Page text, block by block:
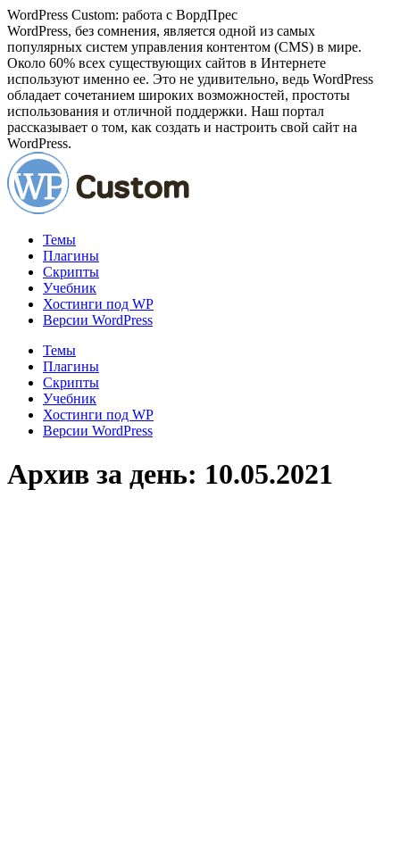
Перейти
к
содержанию
WordPress Custom: работа с ВордПрес
WordPress, без сомнения, является одной из самых
популярных систем управления контентом (CMS) в мире.
Около 60% всех существующих сайтов в Интернете
используют именно ее. Это не удивительно, ведь WordPress
обладает сочетанием широких возможностей, простоты
использования и отличной поддержки. Наш портал
рассказывает о том, как создать и настроить свой сайт на
WordPress.
Темы
Плагины
Скрипты
Учебник
Хостинги под WP
Версии WordPress
Темы
Плагины
Скрипты
Учебник
Хостинги под WP
Версии WordPress
Архив за день: 10.05.2021